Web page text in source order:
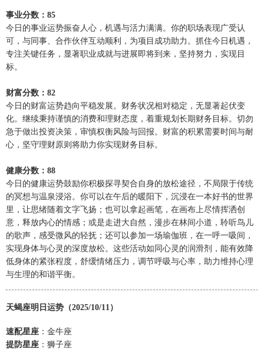
事业分数：85
今日的事业运势振奋人心，机遇与活力满满。你的职场表现广受认
可，与同事、合作伙伴互动顺利，为项目成功助力。抓住今日机遇，
专注关键任务，显著职业成就与进展即将到来，坚持努力，实现目
标。
财富分数：82
今日的财富运势趋向平稳发展。财务状况相对稳定，无显著起伏变
化。继续秉持谨慎的消费和理财态度，着重规划长期财务目标。切勿
急于做出投资决策，审慎权衡风险与回报。财富的积累需要时间与耐
心，坚守理财原则将助力你实现财务目标。
健康分数：88
今日的健康运势鼓励你积极探寻契合自身的放松途径，不局限于传统
的冥想与温泉浸浴。你可以在午后的暖阳下，沉浸在一本好书的世界
里，让思绪随着文字飞扬；也可以拿起画笔，在画布上尽情挥洒创
意，释放内心的情感；或是走进大自然，漫步在林间小道，聆听鸟儿
的歌声，感受微风的轻抚；还可以参加一场瑜伽班，在一呼一吸间，
实现身体与心灵的深度放松。这些活动如同心灵的润滑剂，能有效降
低身体的紧张程度，舒缓情绪压力，调节呼吸与心率，助力维持心理
与生理的和谐平衡。
天蝎座明日运势（2025/10/11）
速配星座 ：金牛座
提防星座 ：狮子座